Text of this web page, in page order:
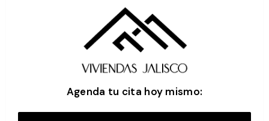
Agenda tu cita hoy mismo: